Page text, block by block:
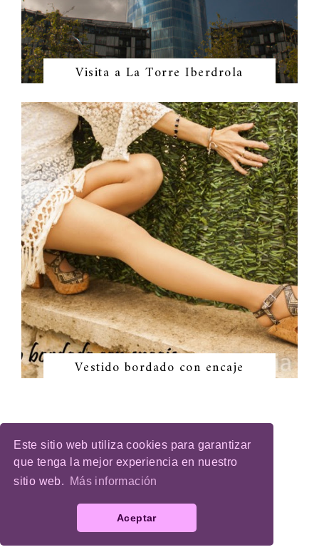
Este sitio web utiliza cookies para garantizar
que tenga la mejor experiencia en nuestro
sitio web.
Más información
Aceptar
Visita a La Torre Iberdrola
Vestido bordado con encaje
MI LISTA DE BLOGS